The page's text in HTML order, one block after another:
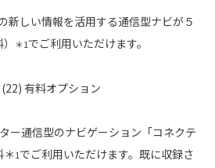
新しい情報を活用する通信型ナビが５
＊1でご利用いただけます。
有料オプション
ー通信型のナビゲーション「コネクテ
1でご利用いただけます。既に収録さ